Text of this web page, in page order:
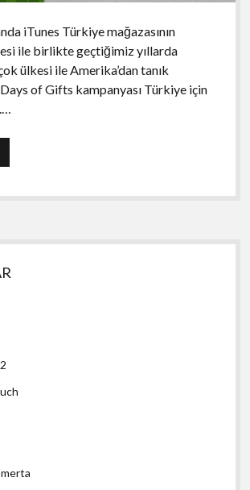
iTunes Türkiye mağazasının
ile birlikte geçtiğimiz yıllarda
ülkesi ile Amerika’dan tanık
of Gifts kampanyası Türkiye için